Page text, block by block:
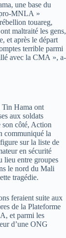
une base du
MNLA »
touareg,
maltraité les gens,
et après le départ
terrible parmi
avec la CMA », a-
Tin Hama ont
aux soldats
son côté, Action
communiqué la
sur la liste de
en sécurité
lieu entre groupes
le nord du Mali
tragédie.
feraient suite aux
de la Plateforme
et parmi les
d’une ONG